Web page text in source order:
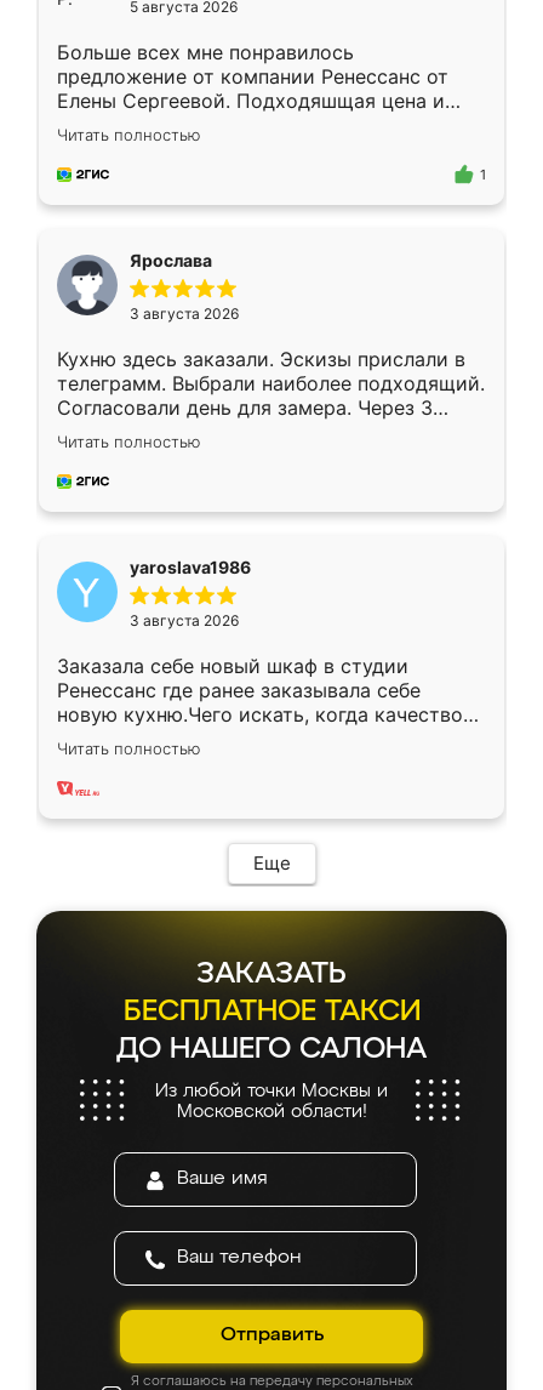
5 августа 2026
Больше всех мне понравилось
предложение от компании Ренессанс от
Елены Сергеевой. Подходяшщая цена и
короткие сроки изготовления. Приехавший
для замера сотрудник Владислав
предложил по моему эскизу самый
Читать полностью
1
Ярослава
3 августа 2026
Кухню здесь заказали. Эскизы прислали в
телеграмм. Выбрали наиболее подходящий.
Согласовали день для замера. Через 3
недели кухня была уже готова. Остались
довольны работой. Спасибо Ренессанс
мебель за качественную работу!
Читать полностью
yaroslava1986
3 августа 2026
Заказала себе новый шкаф в студии
Ренессанс где ранее заказывала себе
новую кухню.Чего искать, когда качеством
вполне довольна. Служит кухня уже почти
два года, нареканий нет.
Читать полностью
Еще
ЗАКАЗАТЬ
БЕСПЛАТНОЕ ТАКСИ
ДО НАШЕГО САЛОНА
Из любой точки Москвы и
Московской области!
Отправить
Я соглашаюсь на передачу персональных